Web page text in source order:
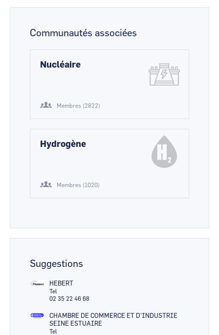
Communautés associées
Nucléaire
Membres (2822)
Hydrogène
Membres (1020)
Suggestions
HEBERT
Tel
02 35 22 46 68
CHAMBRE DE COMMERCE ET D'INDUSTRIE
SEINE ESTUAIRE
Tel